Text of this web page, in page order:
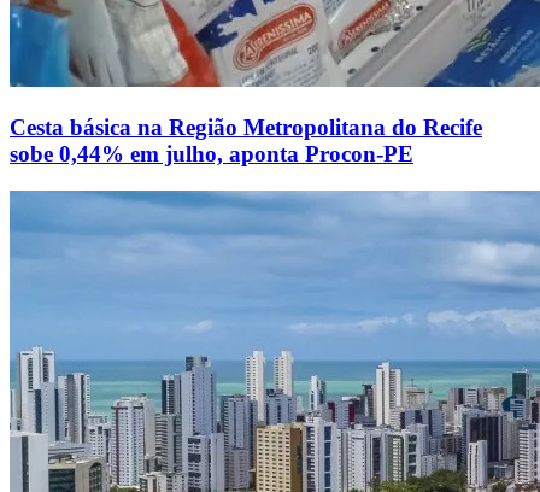
Cesta básica na Região Metropolitana do Recife
sobe 0,44% em julho, aponta Procon-PE